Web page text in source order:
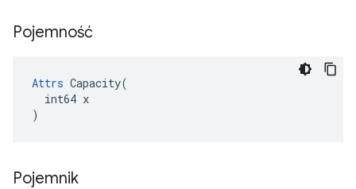
Pojemność
Attrs Capacity(
  int64 x
)
Pojemnik